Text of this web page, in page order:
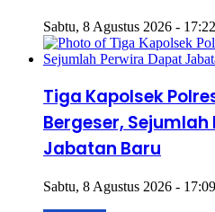
Sabtu, 8 Agustus 2026 -
Tiga Kapolsek
Bergeser,
Jabatan Baru
Sabtu, 8 Agustus 2026 -